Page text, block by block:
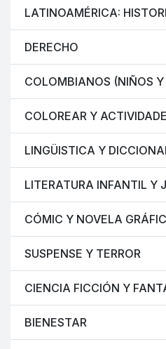
LATINOAMÉRICA:
DERECHO
COLOMBIANOS (NIÑOS
COLOREAR Y
LINGÜISTICA Y
LITERATURA INFANTIL Y
CÓMIC Y NOVELA
SUSPENSE Y TERROR
CIENCIA FICCIÓN Y
BIENESTAR